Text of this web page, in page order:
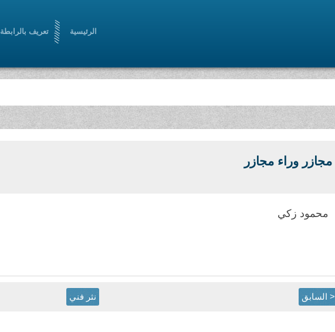
الرئيسية تعريف بالرابطة
مجازر وراء مجازر
محمود زكي
< السابق نثر فني